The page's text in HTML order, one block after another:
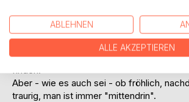
Oftmals regen sie zum Nachdenken an,
Lachen sollte man sich hin und wieder
verkneifen - es ist sogar erwünscht.
Ebenso sind hier anrührende Erzählungen
finden.
Aber - wie es auch sei - ob fröhlich,
traurig, man ist immer "mittendrin".
ABLEHNEN
ALLE AKZEPTIEREN